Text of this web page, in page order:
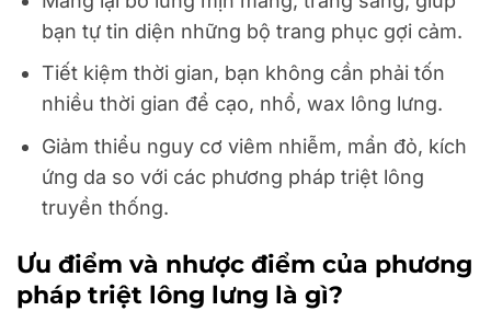
bạn tự tin diện những bộ trang phục gợi cảm.
Tiết kiệm thời gian, bạn không cần phải tốn
nhiều thời gian để cạo, nhổ, wax lông lưng.
Giảm thiểu nguy cơ viêm nhiễm, mẩn đỏ, kích
ứng da so với các phương pháp triệt lông
truyền thống.
Ưu điểm và nhược điểm của phương
pháp triệt lông lưng là gì?